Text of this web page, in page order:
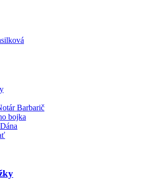
Barbarič
bojka